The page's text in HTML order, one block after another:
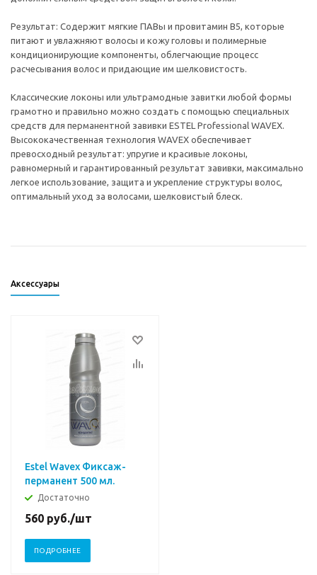
Результат: Содержит мягкие ПАВы и провитамин В5, которые
питают и увлажняют волосы и кожу головы и полимерные
кондиционирующие компоненты, облегчающие процесс
расчесывания волос и придающие им шелковистость.
Классические локоны или ультрамодные завитки любой формы
грамотно и правильно можно создать с помощью специальных
средств для перманентной завивки ESTEL Professional WAVEX.
Высококачественная технология WAVEX обеспечивает
превосходный результат: упругие и красивые локоны,
равномерный и гарантированный результат завивки, максимально
легкое использование, защита и укрепление структуры волос,
оптимальный уход за волосами, шелковистый блеск.
Аксессуары
Estel Wavex Фиксаж-
перманент 500 мл.
Достаточно
560 руб./шт
ПОДРОБНЕЕ